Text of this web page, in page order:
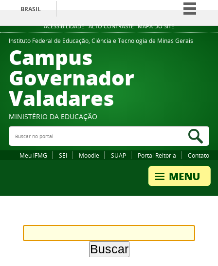
ACESSIBILIDADE ALTO CONTRASTE MAPA DO SITE
BRASIL
Simplifique!
Comunica BR
Instituto Federal de Educação, Ciência e Tecnologia de Minas Gerais
Campus
Governador
Valadares
MINISTÉRIO DA EDUCAÇÃO
Buscar no portal
Meu IFMG SEI Moodle SUAP Portal Reitoria Contato